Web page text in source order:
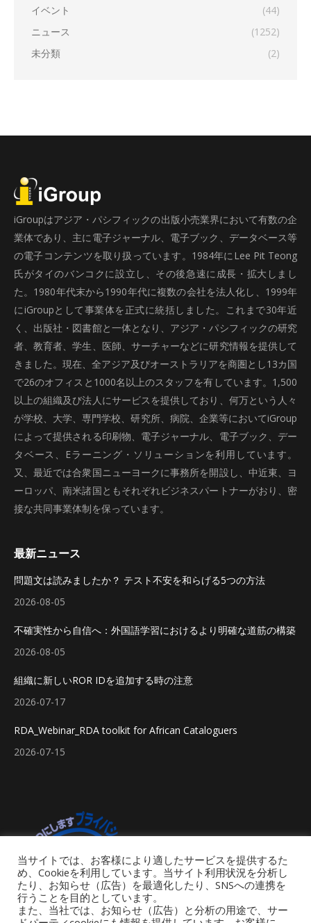
イベント
(44)
ニュース
(1252)
未分類
(2)
iGroupはアジア・パシフィックの出版小売業界において有数の企
業体であり、主に電子ジャーナル、電子ブック、データベース等
の電子コンテンツを取り扱っています。1984年にLee Pit Teong
氏がタイのバンコクに設立し、その後急速に成長・拡大しまし
た。1980年代末から1990年代に複数の会社を法人化し、1999年
にiGroupとして事業体を正式に統括しました。これまで30年近
く、出版社・図書館と一体となり、アジア・パシフィックの研究
者、教育者、学生、医師、サーチャーなどに研究情報を提供して
きました。現在、全アジア及びオーストラリアを商圏とし13カ国
で26のオフィスと1000名以上のスタッフを有しています。1,500
以上の組織及び法人にサービスを提供しており、何万という人々
が学校、大学、専門学校、研究所、病院、企業等においてiGroup
によって提供される印刷物、電子ジャーナル、電子ブック、デー
タベース、Eラーニング・ソリューションを利用しています。
又、最近では合衆国ニューヨークに事務所を開設し、中近東、ヨ
ーロッパ、南米諸国ともそれぞれビジネスパートナーがおり、密
接な共同事業体制を保っています。
最新ニュース
問題文は読みましたか？ テスト不安を和らげる5つの方法
2026-08-05
不確実性から自信へ：外国語学習におけるより明確な道筋の構築
2026-08-05
組織に新しいROR IDを追加する時の注意
2026-07-17
RDA_Webinar_RDA toolkit for African Cataloguers
2026-07-15
当サイトでは、お客様により適したサービスを提供するた
め、Cookieを利用しています。当サイト利用状況を分析し
たり、お知らせ（広告）を最適化したり、SNSへの連携を
行うことを目的としています。
また、当社では、お知らせ（広告）と分析の用途で、サー